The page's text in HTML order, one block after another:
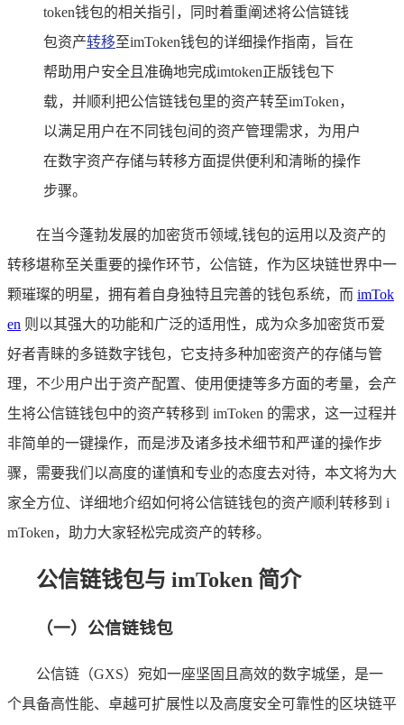
token钱包的相关指引，同时着重阐述将公信链钱
包资产转移至imToken钱包的详细操作指南，旨在
帮助用户安全且准确地完成imtoken正版钱包下
载，并顺利把公信链钱包里的资产转至imToken，
以满足用户在不同钱包间的资产管理需求，为用户
在数字资产存储与转移方面提供便利和清晰的操作
步骤。
在当今蓬勃发展的加密货币领域,钱包的运用以及资产的
转移堪称至关重要的操作环节，公信链，作为区块链世界中一
颗璀璨的明星，拥有着自身独特且完善的钱包系统，而 imTok
en 则以其强大的功能和广泛的适用性，成为众多加密货币爱
好者青睐的多链数字钱包，它支持多种加密资产的存储与管
理，不少用户出于资产配置、使用便捷等多方面的考量，会产
生将公信链钱包中的资产转移到 imToken 的需求，这一过程并
非简单的一键操作，而是涉及诸多技术细节和严谨的操作步
骤，需要我们以高度的谨慎和专业的态度去对待，本文将为大
家全方位、详细地介绍如何将公信链钱包的资产顺利转移到 i
mToken，助力大家轻松完成资产的转移。
公信链钱包与 imToken 简介
（一）公信链钱包
公信链（GXS）宛如一座坚固且高效的数字城堡，是一
个具备高性能、卓越可扩展性以及高度安全可靠性的区块链平